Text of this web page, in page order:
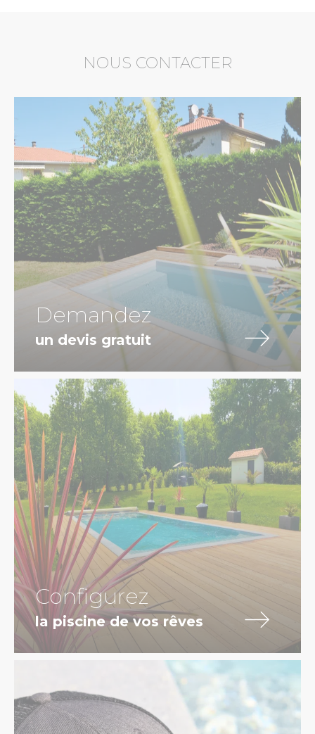
NOUS CONTACTER
Demandez
un devis gratuit
Configurez
la piscine de vos rêves